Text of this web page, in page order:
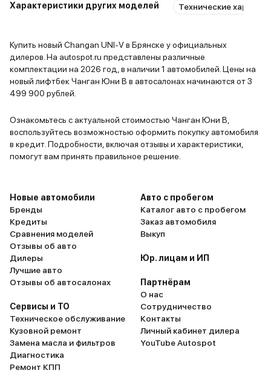
Характеристики других моделей Технические
Купить новый Changan UNI-V в Брянске у официальных
дилеров. На autospot.ru представлены различные
комплектации на 2026 год, в наличии 1 автомобилей. Цены на
новый лифтбек Чанган Юни В в автосалонах начинаются от 3
499 900 рублей.
Ознакомьтесь с актуальной стоимостью Чанган Юни В,
воспользуйтесь возможностью оформить покупку автомобиля
в кредит. Подробности, включая отзывы и характеристики,
помогут вам принять правильное решение.
Новые автомобили
Бренды
Кредиты
Сравнения моделей
Отзывы об авто
Дилеры
Лучшие авто
Отзывы об автосалонах
Сервисы и ТО
Техническое обслуживание
Кузовной ремонт
Замена масла и фильтров
Диагностика
Ремонт КПП
Авто с пробегом
Каталог авто с пробегом
Заказ автомобиля
Выкуп
Юр. лицам и ИП
Партнёрам
О нас
Сотрудничество
Контакты
Личный кабинет дилера
YouTube Autospot